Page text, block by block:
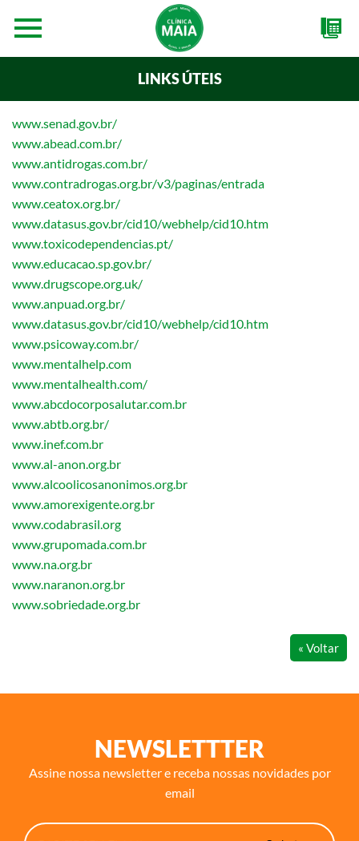
LINKS ÚTEIS
www.senad.gov.br/
www.abead.com.br/
www.antidrogas.com.br/
www.contradrogas.org.br/v3/paginas/entrada
www.ceatox.org.br/
www.datasus.gov.br/cid10/webhelp/cid10.htm
www.toxicodependencias.pt/
www.educacao.sp.gov.br/
www.drugscope.org.uk/
www.anpuad.org.br/
www.datasus.gov.br/cid10/webhelp/cid10.htm
www.psicoway.com.br/
www.mentalhelp.com
www.mentalhealth.com/
www.abcdocorposalutar.com.br
www.abtb.org.br/
www.inef.com.br
www.al-anon.org.br
www.alcoolicosanonimos.org.br
www.amorexigente.org.br
www.codabrasil.org
www.grupomada.com.br
www.na.org.br
www.naranon.org.br
www.sobriedade.org.br
« Voltar
NEWSLETTTER
Assine nossa newsletter e receba nossas novidades por
email